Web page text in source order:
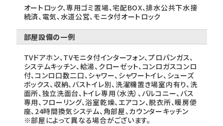
オートロック、専用ゴミ置場、宅配BOX、排水公共下水接
続済、電気、水道公営、モニタ付オートロック
部屋設備の一例
TVドアホン、TVモニタ付インターフォン、プロパンガス、
システムキッチン、給湯、クローゼット、コンロガスコンロ
付、コンロ口数二口、シャワー、シャワートイレ、シューズ
ボックス、収納、バストイレ別、洗濯機置き場室内有り、洗
面所、独立洗面台、トイレ専用（水洗）、バルコニー、バス
専用、フローリング、浴室乾燥、エアコン、脱衣所、暖房便
座、24時間換気システム、角部屋、カウンターキッチン
※部屋によって異なる場合がございます。